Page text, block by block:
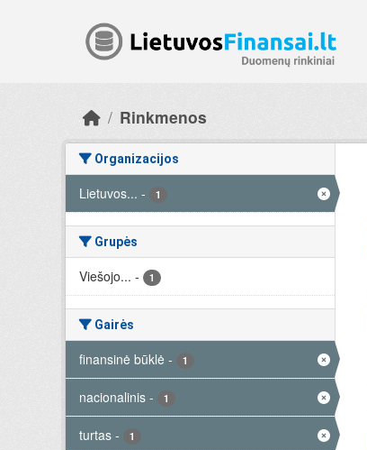
Rinkmenos
Organizacijos
Lietuvos... - 1
Grupės
Viešojo... - 1
Gairės
finansinė būklė - 1
nacionalinis - 1
turtas - 1